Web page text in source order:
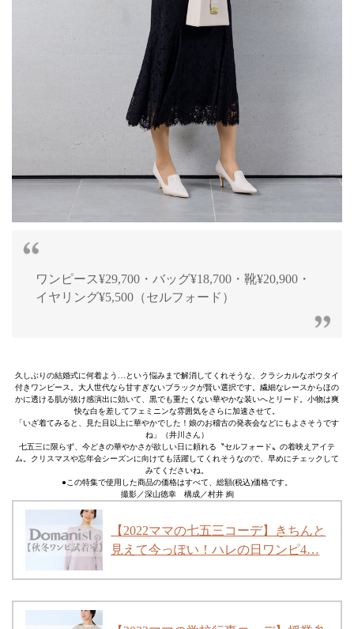
ワンピース¥29,700・バッグ¥18,700・靴¥20,900・
イヤリング¥5,500（セルフォード）
久しぶりの結婚式に何着よう…という悩みまで解消してくれそうな、クラシカルなボウタイ
付きワンピース。大人世代なら甘すぎないブラックが賢い選択です。繊細なレースからほの
かに透ける肌が抜け感演出に効いて、黒でも重たくない華やかな装いへとリード。小物は爽
快な白を差してフェミニンな雰囲気をさらに加速させて。
「いざ着てみると、見た目以上に華やかでした！娘のお稽古の発表会などにもよさそうです
ね」（井川さん）
七五三に限らず、今どきの華やかさが欲しい日に頼れる〝セルフォード〟の着映えアイテ
ム。クリスマスや忘年会シーズンに向けても活躍してくれそうなので、早めにチェックして
みてくださいね。
●この特集で使用した商品の価格はすべて、総額(税込)価格です。
撮影／深山徳幸 構成／村井 絢
【2022ママの七五三コーデ】きちんと
見えて今っぽい！ハレの日ワンピ4…